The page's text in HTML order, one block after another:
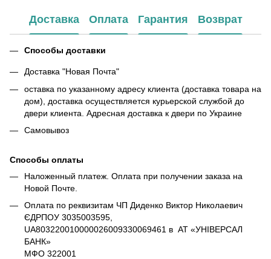
Доставка Оплата Гарантия Возврат
Способы доставки
Доставка "Новая Почта"
оставка по указанному адресу клиента (доставка товара на
дом), доставка осуществляется курьерской службой до
двери клиента. Адресная доставка к двери по Украине
Самовывоз
Способы оплаты
Наложенный платеж. Оплата при получении заказа на
Новой Почте.
Оплата по реквизитам ЧП Диденко Виктор Николаевич
ЄДРПОУ 3035003595,
UA803220010000026009330069461 в АТ «УНІВЕРСАЛ
БАНК»
МФО 322001